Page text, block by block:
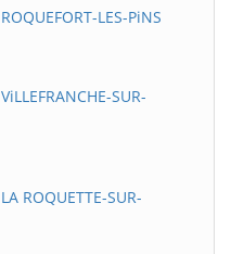
LES-PiNS
SUR-
ROQUETTE-SUR-